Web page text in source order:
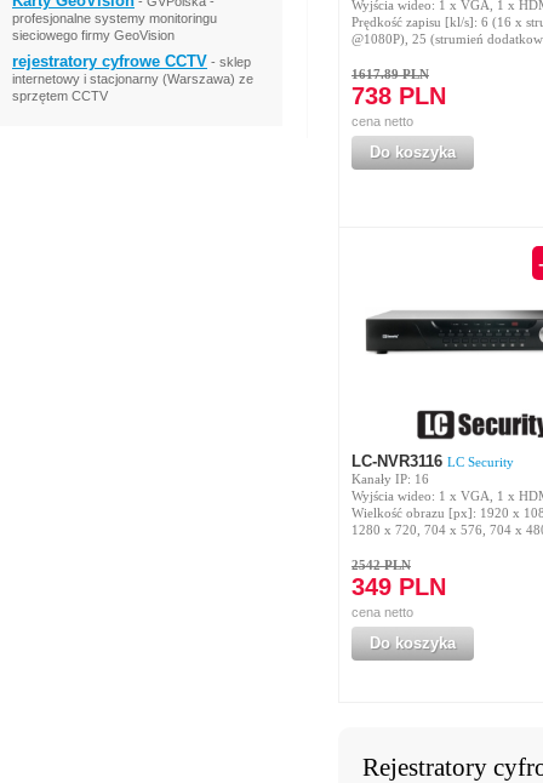
profesjonalne systemy monitoringu
sieciowego firmy GeoVision
rejestratory cyfrowe CCTV - sklep
internetowy i stacjonarny (Warszawa) ze
sprzętem CCTV
Wyjścia wideo: 1 x VGA, 1 x
Prędkość zapisu [kl/s]: 6 (16 x
@1080P), 25 (strumień
1617.89 PLN
738 PLN
cena netto
Do koszyka
LC-NVR3116 LC Security
Kanały IP: 16
Wyjścia wideo: 1 x VGA, 1 x
Wielkość obrazu [px]: 1920 x
1280 x 720, 704 x 576, 704 x
2542 PLN
349 PLN
cena netto
Do koszyka
Rejestratory